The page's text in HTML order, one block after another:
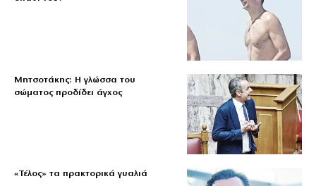
Μητσοτάκης: Η γλώσσα του
σώματος προδίδει άγχος
«Τέλος» τα πρακτορικά γυαλιά